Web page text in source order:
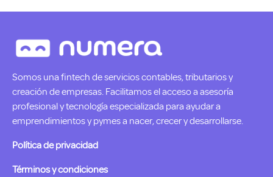
Somos una fintech de servicios contables, tributarios y
creación de empresas. Facilitamos el acceso a asesoría
profesional y tecnología especializada para ayudar a
emprendimientos y pymes a nacer, crecer y desarrollarse.
Política de privacidad
Términos y condiciones